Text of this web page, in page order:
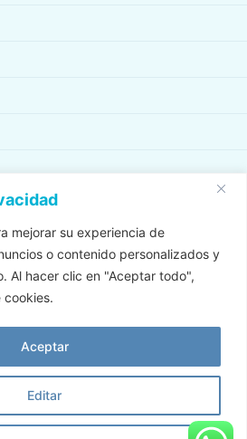
mejorar su experiencia de
o contenido personalizados y
Al hacer clic en "Aceptar todo",
cookies.
Editar
Aceptar
Sinaí 1er. Piso Ofic. 101 A Urb.
Derechos reservados